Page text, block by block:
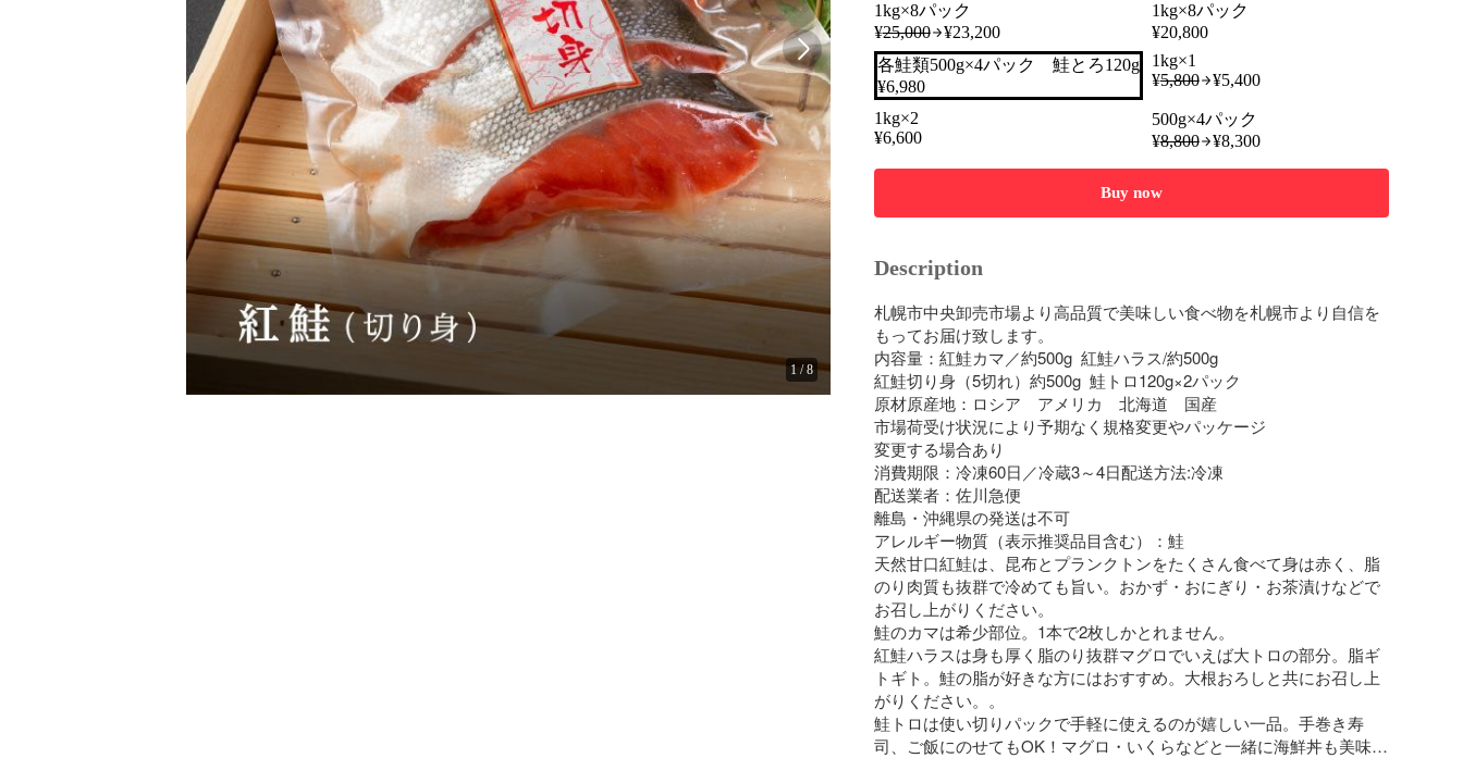
1/8
1kg×8パック
¥25,000 ¥23,200
1kg×8パック
¥20,800
各鮭類500g×4パック 鮭とろ120g
¥6,980
1kg×1
¥5,800 ¥5,400
1kg×2
¥6,600
500g×4パック
¥8,800 ¥8,300
Buy now
Description
札幌市中央卸売市場より高品質で美味しい食べ物を札幌市より自信を
もってお届け致します。
内容量：紅鮭カマ／約500g  紅鮭ハラス/約500g
紅鮭切り身（5切れ）約500g  鮭トロ120g×2パック
原材原産地：ロシア　アメリカ　北海道　国産
市場荷受け状況により予期なく規格変更やパッケージ
変更する場合あり
消費期限：冷凍60日／冷蔵3～4日配送方法:冷凍
配送業者：佐川急便
離島・沖縄県の発送は不可
アレルギー物質（表示推奨品目含む）：鮭
天然甘口紅鮭は、昆布とプランクトンをたくさん食べて身は赤く、脂
のり肉質も抜群で冷めても旨い。おかず・おにぎり・お茶漬けなどで
お召し上がりください。
鮭のカマは希少部位。1本で2枚しかとれません。
紅鮭ハラスは身も厚く脂のり抜群マグロでいえば大トロの部分。脂ギ
トギト。鮭の脂が好きな方にはおすすめ。大根おろしと共にお召し上
がりください。。
鮭トロは使い切りパックで手軽に使えるのが嬉しい一品。手巻き寿
司、ご飯にのせてもOK！マグロ・いくらなどと一緒に海鮮丼も美味し